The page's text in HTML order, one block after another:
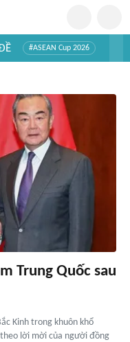
#ASEAN Cup 2026
Trung Quốc sau
Kinh trong khuôn khổ
lời mời của người đồng